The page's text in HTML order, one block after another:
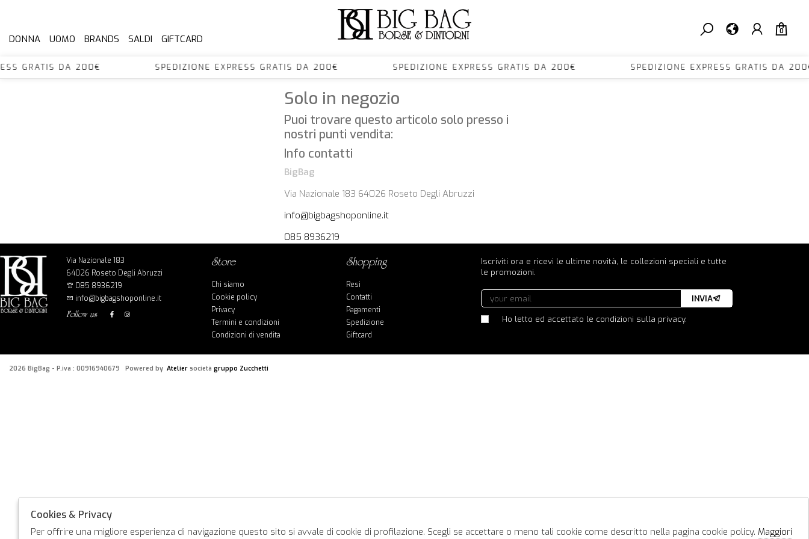
0
DONNA UOMO BRANDS SALDI GIFTCARD
GRATIS DA 200€ SPEDIZIONE EXPRESS GRATIS DA 200€ SPEDIZIONE EXPRESS GRATIS DA 200€ SPEDIZIONE EXPRESS
Solo in negozio
Puoi trovare questo articolo solo presso i
nostri punti vendita:
Info contatti
BigBag
Via Nazionale 183 64026 Roseto Degli Abruzzi
info@bigbagshoponline.it
085 8936219
Via Nazionale 183
64026 Roseto Degli Abruzzi
085 8936219
info@bigbagshoponline.it
follow us
store
Chi siamo
Cookie policy
Privacy
Termini e condizioni
Condizioni di vendita
shopping
Resi
Contatti
Pagamenti
Spedizione
Giftcard
Iscriviti ora e ricevi le ultime novità, le collezioni speciali e tutte
le promozioni.
Ho letto ed accettato le condizioni sulla privacy.
INVIA
2026 BigBag - P.iva : 00916940679 Powered by Atelier società gruppo Zucchetti
Cookies & Privacy
Per offrire una migliore esperienza di navigazione questo sito si avvale di cookie di profilazione. Scegli se accettare o meno tali cookie come descritto nella pagina cookie policy. Maggiori